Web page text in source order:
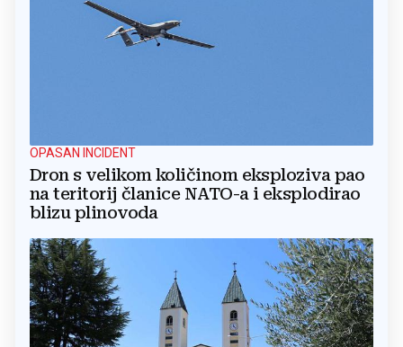
OPASAN INCIDENT
Dron s velikom količinom eksploziva pao
na teritorij članice NATO-a i eksplodirao
blizu plinovoda